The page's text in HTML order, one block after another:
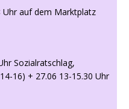
Uhr auf dem Marktplatz
Sozialratschlag,
16) + 27.06 13-15.30 Uhr